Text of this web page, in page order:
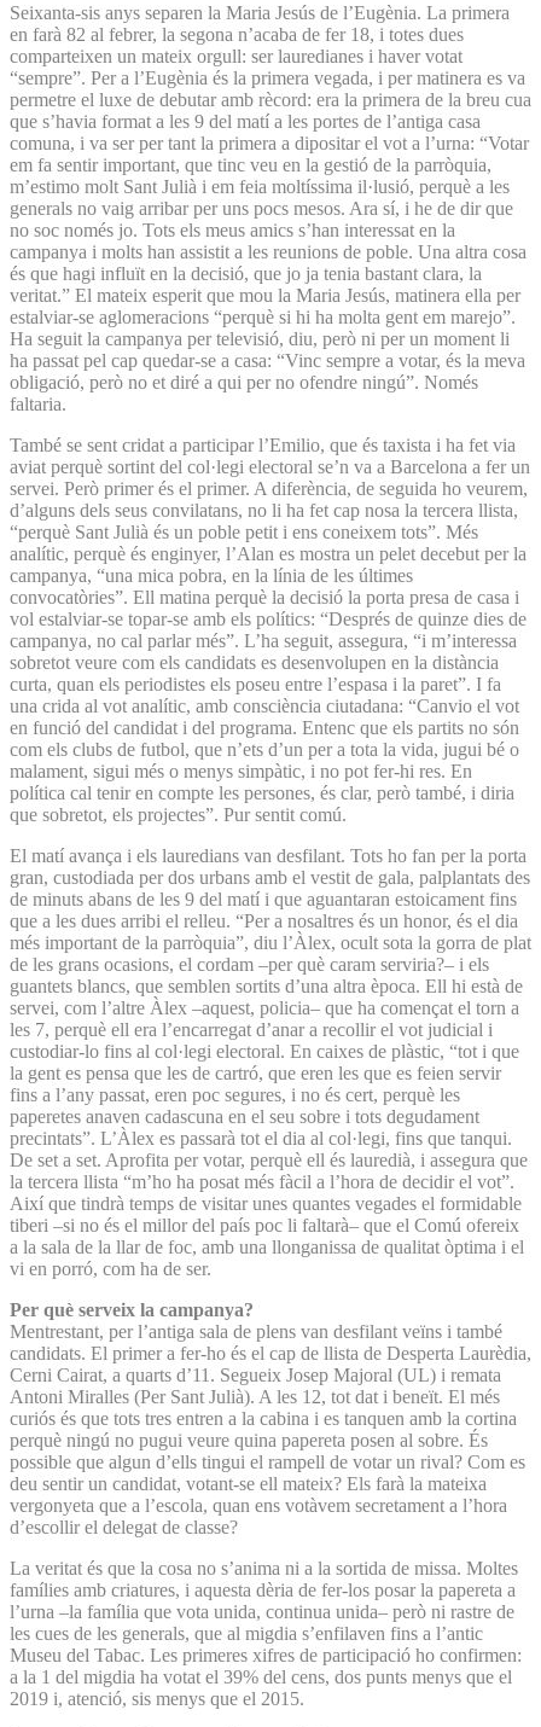
Seixanta-sis anys separen la Maria Jesús de l’Eugènia. La primera
en farà 82 al febrer, la segona n’acaba de fer 18, i totes dues
comparteixen un mateix orgull: ser lauredianes i haver votat
“sempre”. Per a l’Eugènia és la primera vegada, i per matinera es va
permetre el luxe de debutar amb rècord: era la primera de la breu cua
que s’havia format a les 9 del matí a les portes de l’antiga casa
comuna, i va ser per tant la primera a dipositar el vot a l’urna: “Votar
em fa sentir important, que tinc veu en la gestió de la parròquia,
m’estimo molt Sant Julià i em feia moltíssima il·lusió, perquè a les
generals no vaig arribar per uns pocs mesos. Ara sí, i he de dir que
no soc només jo. Tots els meus amics s’han interessat en la
campanya i molts han assistit a les reunions de poble. Una altra cosa
és que hagi influït en la decisió, que jo ja tenia bastant clara, la
veritat.” El mateix esperit que mou la Maria Jesús, matinera ella per
estalviar-se aglomeracions “perquè si hi ha molta gent em marejo”.
Ha seguit la campanya per televisió, diu, però ni per un moment li
ha passat pel cap quedar-se a casa: “Vinc sempre a votar, és la meva
obligació, però no et diré a qui per no ofendre ningú”. Només
faltaria.
També se sent cridat a participar l’Emilio, que és taxista i ha fet via
aviat perquè sortint del col·legi electoral se’n va a Barcelona a fer un
servei. Però primer és el primer. A diferència, de seguida ho veurem,
d’alguns dels seus convilatans, no li ha fet cap nosa la tercera llista,
“perquè Sant Julià és un poble petit i ens coneixem tots”. Més
analític, perquè és enginyer, l’Alan es mostra un pelet decebut per la
campanya, “una mica pobra, en la línia de les últimes
convocatòries”. Ell matina perquè la decisió la porta presa de casa i
vol estalviar-se topar-se amb els polítics: “Després de quinze dies de
campanya, no cal parlar més”. L’ha seguit, assegura, “i m’interessa
sobretot veure com els candidats es desenvolupen en la distància
curta, quan els periodistes els poseu entre l’espasa i la paret”. I fa
una crida al vot analític, amb consciència ciutadana: “Canvio el vot
en funció del candidat i del programa. Entenc que els partits no són
com els clubs de futbol, que n’ets d’un per a tota la vida, jugui bé o
malament, sigui més o menys simpàtic, i no pot fer-hi res. En
política cal tenir en compte les persones, és clar, però també, i diria
que sobretot, els projectes”. Pur sentit comú.
El matí avança i els lauredians van desfilant. Tots ho fan per la porta
gran, custodiada per dos urbans amb el vestit de gala, palplantats des
de minuts abans de les 9 del matí i que aguantaran estoicament fins
que a les dues arribi el relleu. “Per a nosaltres és un honor, és el dia
més important de la parròquia”, diu l’Àlex, ocult sota la gorra de plat
de les grans ocasions, el cordam –per què caram serviria?– i els
guantets blancs, que semblen sortits d’una altra època. Ell hi està de
servei, com l’altre Àlex –aquest, policia– que ha començat el torn a
les 7, perquè ell era l’encarregat d’anar a recollir el vot judicial i
custodiar-lo fins al col·legi electoral. En caixes de plàstic, “tot i que
la gent es pensa que les de cartró, que eren les que es feien servir
fins a l’any passat, eren poc segures, i no és cert, perquè les
paperetes anaven cadascuna en el seu sobre i tots degudament
precintats”. L’Àlex es passarà tot el dia al col·legi, fins que tanqui.
De set a set. Aprofita per votar, perquè ell és lauredià, i assegura que
la tercera llista “m’ho ha posat més fàcil a l’hora de decidir el vot”.
Així que tindrà temps de visitar unes quantes vegades el formidable
tiberi –si no és el millor del país poc li faltarà– que el Comú ofereix
a la sala de la llar de foc, amb una llonganissa de qualitat òptima i el
vi en porró, com ha de ser.
Per què serveix la campanya?
Mentrestant, per l’antiga sala de plens van desfilant veïns i també
candidats. El primer a fer-ho és el cap de llista de Desperta Laurèdia,
Cerni Cairat, a quarts d’11. Segueix Josep Majoral (UL) i remata
Antoni Miralles (Per Sant Julià). A les 12, tot dat i beneït. El més
curiós és que tots tres entren a la cabina i es tanquen amb la cortina
perquè ningú no pugui veure quina papereta posen al sobre. És
possible que algun d’ells tingui el rampell de votar un rival? Com es
deu sentir un candidat, votant-se ell mateix? Els farà la mateixa
vergonyeta que a l’escola, quan ens votàvem secretament a l’hora
d’escollir el delegat de classe?
La veritat és que la cosa no s’anima ni a la sortida de missa. Moltes
famílies amb criatures, i aquesta dèria de fer-los posar la papereta a
l’urna –la família que vota unida, continua unida– però ni rastre de
les cues de les generals, que al migdia s’enfilaven fins a l’antic
Museu del Tabac. Les primeres xifres de participació ho confirmen:
a la 1 del migdia ha votat el 39% del cens, dos punts menys que el
2019 i, atenció, sis menys que el 2015.